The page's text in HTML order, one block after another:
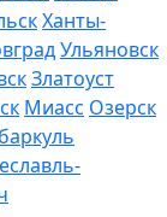
Ханты-
Ульяновск
Златоуст
Миасс Озерск